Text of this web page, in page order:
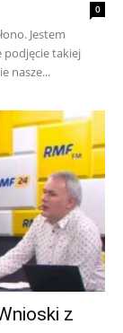
0
Jestem
podjęcie takiej
nasze...
z